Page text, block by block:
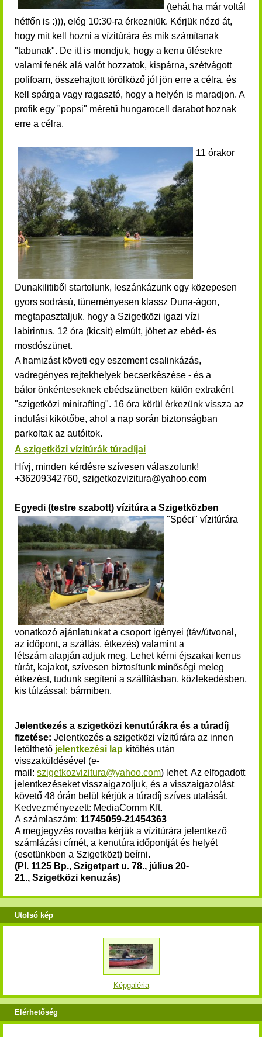
(tehát ha már voltál
hétfőn is :))), elég 10:30-ra érkezniük. Kérjük nézd át,
hogy mit kell hozni a vízitúrára és mik számítanak
"tabunak". De itt is mondjuk, hogy a kenu ülésekre
valami fenék alá valót hozzatok, kispárna, szétvágott
polifoam, összehajtott törölköző jól jön erre a célra, és
kell spárga vagy ragasztó, hogy a helyén is maradjon. A
profik egy "popsi" méretű hungarocell darabot hoznak
erre a célra.
11 órakor
Dunakilitiből startolunk, leszánkázunk egy közepesen
gyors sodrású, tüneményesen klassz Duna-ágon,
megtapasztaljuk. hogy a Szigetközi igazi vízi
labirintus. 12 óra (kicsit) elmúlt, jöhet az ebéd- és
mosdószünet.
A hamizást követi egy eszement csalinkázás,
vadregényes rejtekhelyek becserkészése - és a
bátor önkénteseknek ebédszünetben külön extraként
"szigetközi minirafting". 16 óra körül érkezünk vissza az
indulási kikötőbe, ahol a nap során biztonságban
parkoltak az autóitok.
A szigetközi vízitúrák túradíjai
Hívj, minden kérdésre szívesen válaszolunk!
+36209342760, szigetkozvizitura@yahoo.com
Egyedi (testre szabott) vízitúra a Szigetközben
"Spéci" vízitúrára
vonatkozó ajánlatunkat a csoport igényei (táv/útvonal,
az időpont, a szállás, étkezés) valamint a
létszám alapján adjuk meg. Lehet kérni éjszakai kenus
túrát, kajakot, szívesen biztosítunk minőségi meleg
étkezést, tudunk segíteni a szállításban, közlekedésben,
kis túlzással: bármiben.
Jelentkezés a szigetközi kenutúrákra és a túradíj
fizetése: Jelentkezés a szigetközi vízitúrára az innen
letölthető jelentkezési lap kitöltés után
visszaküldésével (e-
mail: szigetkozvizitura@yahoo.com) lehet. Az elfogadott
jelentkezéseket visszaigazoljuk, és a visszaigazolást
követő 48 órán belül kérjük a túradíj szíves utalását.
Kedvezményezett: MediaComm Kft.
A számlaszám: 11745059-21454363
A megjegyzés rovatba kérjük a vízitúrára jelentkező
számlázási címét, a kenutúra időpontját és helyét
(esetünkben a Szigetközt) beírni.
(Pl. 1125 Bp., Szigetpart u. 78., július 20-
21., Szigetközi kenuzás)
Utolsó kép
Képgaléria
Elérhetőség